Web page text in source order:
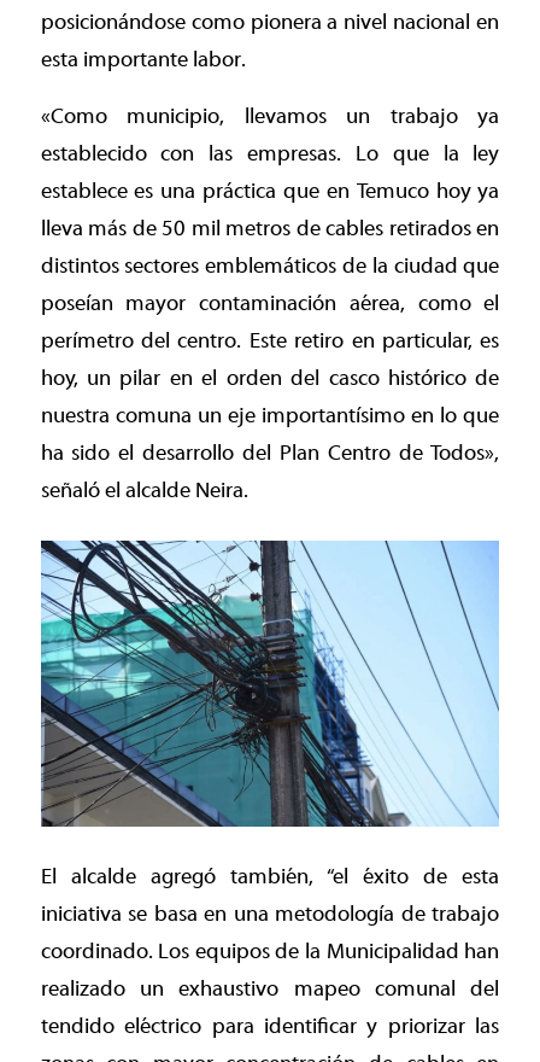
posicionándose como pionera a nivel nacional en
esta importante labor.
«Como municipio, llevamos un trabajo ya
establecido con las empresas. Lo que la ley
establece es una práctica que en Temuco hoy ya
lleva más de 50 mil metros de cables retirados en
distintos sectores emblemáticos de la ciudad que
poseían mayor contaminación aérea, como el
perímetro del centro. Este retiro en particular, es
hoy, un pilar en el orden del casco histórico de
nuestra comuna un eje importantísimo en lo que
ha sido el desarrollo del Plan Centro de Todos»,
señaló el alcalde Neira.
El alcalde agregó también, “el éxito de esta
iniciativa se basa en una metodología de trabajo
coordinado. Los equipos de la Municipalidad han
realizado un exhaustivo mapeo comunal del
tendido eléctrico para identificar y priorizar las